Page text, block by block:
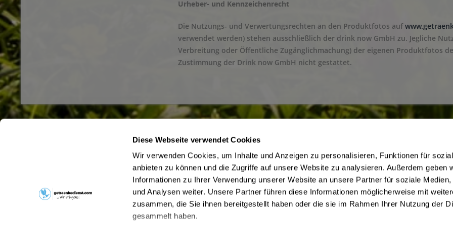
Diese Webseite verwendet Cookies
Wir verwenden Cookies, um Inhalte und Anzeigen zu personalisieren, Funktionen für
anbieten zu können und die Zugriffe auf unsere Website zu analysieren. Außerdem geben
Informationen zu Ihrer Verwendung unserer Website an unsere Partner für soziale Medien,
und Analysen weiter. Unsere Partner führen diese Informationen möglicherweise mit
zusammen, die Sie ihnen bereitgestellt haben oder die sie im Rahmen Ihrer Nutzung der
gesammelt haben.
Urheber- und Kennzeichenrecht
Die Nutzungs- und Verwertungsrechten an den Produktfotos auf
verwendet werden) stehen ausschließlich der drink now GmbH zu. Jegliche
Verbreitung oder Öffentliche Zugänglichmachung) der eigenen Produktfotos
Zustimmung der Drink now GmbH nicht gestattet.
Haben Sie Fragen zu Ihrer Bestellung?
05459/9353-0an
oder schreiben Sie uns an
info@getraenke-
vordermark.de
Büro- und Firmenkunden
Hinweise zum Jugendschutz
Liefer- und Zahlungsbedingungen
Pfandrückgabe
Kontakt
AGB des Lieferanten
Datenschutz des Lieferanten
Kontaktdaten des Lieferanten
Widerrufsbelehrung des